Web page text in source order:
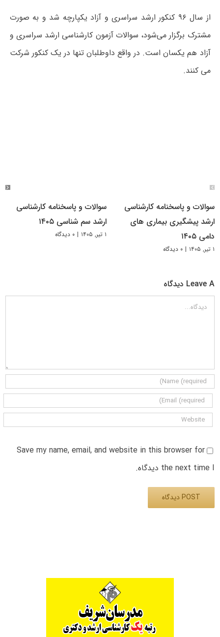
از سال ۹۶ کنکور ارشد سراسری و آزاد یکپارچه شد و به صورت
مشترک برگزار می‌شود، سوالات آزمون کارشناسی ارشد سراسری و
آزاد هم یکسان است. در واقع داوطلبان تنها در یک کنکور شرکت
می کنند.
سوالات و پاسخنامه کارشناسی
ارشد پیشگیری بیماری های
دامی ۱۴۰۵
۱ تیر, ۱۴۰۵ | ۰ دیدگاه
سوالات و پاسخنامه کارشناسی
ارشد سم شناسی ۱۴۰۵
۱ تیر, ۱۴۰۵ | ۰ دیدگاه
Leave A دیدگاه
دیدگاه
Save my name, email, and website in this browser for
the next time I دیدگاه.